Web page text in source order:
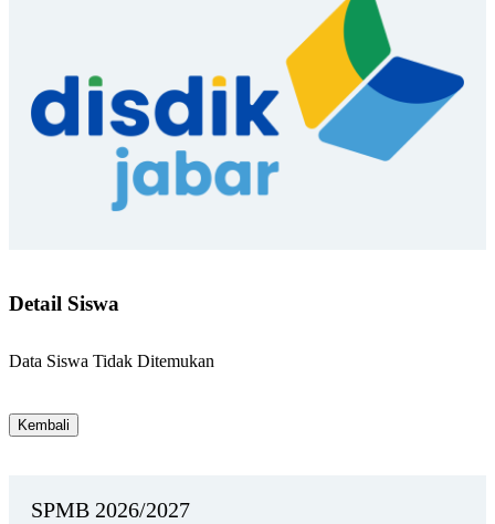
Detail Siswa
Data Siswa Tidak Ditemukan
SPMB 2026/2027